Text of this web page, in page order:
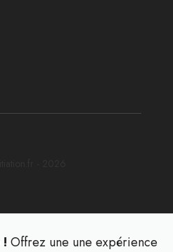
Offrez une une expérience